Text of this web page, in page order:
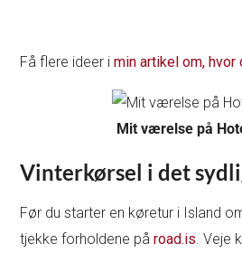
Få flere ideer imin artikel om, hvor
Mit værelse på
Vinterkørsel i det
Før du starter en køretur i Island
tjekke forholdene påroad.is . Veje